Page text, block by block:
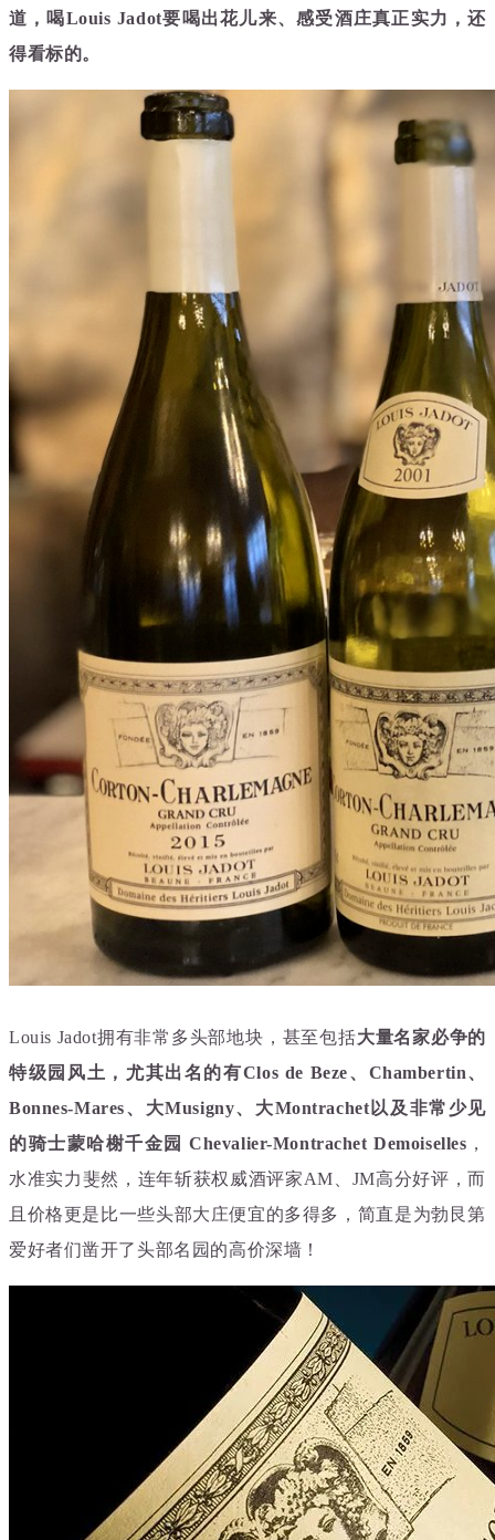
道，喝Louis Jadot要喝出花儿来、感受酒庄真正实力，还
得看标的。
Louis Jadot拥有非常多头部地块，甚至包括大量名家必争的
特级园风土， 尤其出名的有Clos de Beze、Chambertin、
Bonnes-Mares、大Musigny、大Montrachet以及 非常少见
的骑士蒙哈榭千金园 Chevalier-Montrachet Demoiselles ，
水准实力斐然，连年斩获权威酒评家AM、JM高分好评 ，而
且 价格更是比一些头部大庄便宜的多得多， 简直是为勃艮第
爱好者们凿开了头部名园的高价深墙！